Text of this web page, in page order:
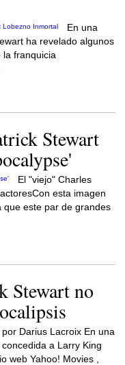
En una
ha revelado algunos
franquicia
Stewart
El "viejo" Charles
esta imagen
este par de grandes
Stewart no
por Darius Lacroix En una
a Larry King
web Yahoo! Movies ,